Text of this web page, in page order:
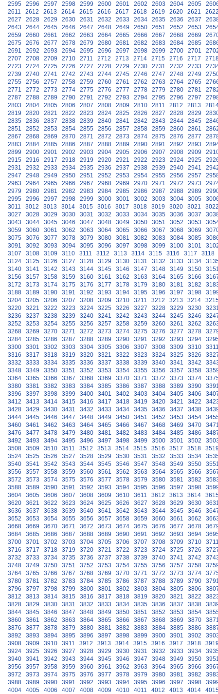
2595
2596 2597 2598 2599 2600 2601 2602 2603 2604 2605
2611
2612 2613 2614 2615 2616 2617 2618 2619 2620 2621
2627
2628 2629 2630 2631 2632 2633 2634 2635 2636 2637
2643
2644 2645 2646 2647 2648 2649 2650 2651 2652 2653
2659
2660 2661 2662 2663 2664 2665 2666 2667 2668 2669
2675
2676 2677 2678 2679 2680 2681 2682 2683 2684 2685
2691
2692 2693 2694 2695 2696 2697 2698 2699 2700 2701
2707
2708 2709 2710 2711 2712 2713 2714 2715 2716 2717
2723
2724 2725 2726 2727 2728 2729 2730 2731 2732 2733
2739
2740 2741 2742 2743 2744 2745 2746 2747 2748 2749
2755
2756 2757 2758 2759 2760 2761 2762 2763 2764 2765
2771
2772 2773 2774 2775 2776 2777 2778 2779 2780 2781
2787
2788 2789 2790 2791 2792 2793 2794 2795 2796 2797
2803
2804 2805 2806 2807 2808 2809 2810 2811 2812 2813
2819
2820 2821 2822 2823 2824 2825 2826 2827 2828 2829
2835
2836 2837 2838 2839 2840 2841 2842 2843 2844 2845
2851
2852 2853 2854 2855 2856 2857 2858 2859 2860 2861
2867
2868 2869 2870 2871 2872 2873 2874 2875 2876 2877
2883
2884 2885 2886 2887 2888 2889 2890 2891 2892 2893
2899
2900 2901 2902 2903 2904 2905 2906 2907 2908 2909
2915
2916 2917 2918 2919 2920 2921 2922 2923 2924 2925
2931
2932 2933 2934 2935 2936 2937 2938 2939 2940 2941
2947
2948 2949 2950 2951 2952 2953 2954 2955 2956 2957
2963
2964 2965 2966 2967 2968 2969 2970 2971 2972 2973
2979
2980 2981 2982 2983 2984 2985 2986 2987 2988 2989
2995
2996 2997 2998 2999 3000 3001 3002 3003 3004 3005
3011
3012 3013 3014 3015 3016 3017 3018 3019 3020 3021
3027
3028 3029 3030 3031 3032 3033 3034 3035 3036 3037
3043
3044 3045 3046 3047 3048 3049 3050 3051 3052 3053
3059
3060 3061 3062 3063 3064 3065 3066 3067 3068 3069
3075
3076 3077 3078 3079 3080 3081 3082 3083 3084 3085
3091
3092 3093 3094 3095 3096 3097 3098 3099 3100 3101
3107
3108 3109 3110 3111 3112 3113 3114 3115 3116 3117
3118
3124
3125 3126 3127 3128 3129 3130 3131 3132 3133 3134
3140
3141 3142 3143 3144 3145 3146 3147 3148 3149 3150
3156
3157 3158 3159 3160 3161 3162 3163 3164 3165 3166
3172
3173 3174 3175 3176 3177 3178 3179 3180 3181 3182
3188
3189 3190 3191 3192 3193 3194 3195 3196 3197 3198
3204
3205 3206 3207 3208 3209 3210 3211 3212 3213 3214
3220
3221 3222 3223 3224 3225 3226 3227 3228 3229 3230
3236
3237 3238 3239 3240 3241 3242 3243 3244 3245 3246
3252
3253 3254 3255 3256 3257 3258 3259 3260 3261 3262
3268
3269 3270 3271 3272 3273 3274 3275 3276 3277 3278
3284
3285 3286 3287 3288 3289 3290 3291 3292 3293 3294
3300
3301 3302 3303 3304 3305 3306 3307 3308 3309 3310
3316
3317 3318 3319 3320 3321 3322 3323 3324 3325 3326
3332
3333 3334 3335 3336 3337 3338 3339 3340 3341 3342
3348
3349 3350 3351 3352 3353 3354 3355 3356 3357 3358
3364
3365 3366 3367 3368 3369 3370 3371 3372 3373 3374
3380
3381 3382 3383 3384 3385 3386 3387 3388 3389 3390
3396
3397 3398 3399 3400 3401 3402 3403 3404 3405 3406
3412
3413 3414 3415 3416 3417 3418 3419 3420 3421 3422
3428
3429 3430 3431 3432 3433 3434 3435 3436 3437 3438
3444
3445 3446 3447 3448 3449 3450 3451 3452 3453 3454
3460
3461 3462 3463 3464 3465 3466 3467 3468 3469 3470
3476
3477 3478 3479 3480 3481 3482 3483 3484 3485 3486
3492
3493 3494 3495 3496 3497 3498 3499 3500 3501 3502
3508
3509 3510 3511 3512 3513 3514 3515 3516 3517 3518
3524
3525 3526 3527 3528 3529 3530 3531 3532 3533 3534
3540
3541 3542 3543 3544 3545 3546 3547 3548 3549 3550
3556
3557 3558 3559 3560 3561 3562 3563 3564 3565 3566
3572
3573 3574 3575 3576 3577 3578 3579 3580 3581 3582
3588
3589 3590 3591 3592 3593 3594 3595 3596 3597 3598
3604
3605 3606 3607 3608 3609 3610 3611 3612 3613 3614
3620
3621 3622 3623 3624 3625 3626 3627 3628 3629 3630
3636
3637 3638 3639 3640 3641 3642 3643 3644 3645 3646
3652
3653 3654 3655 3656 3657 3658 3659 3660 3661 3662
3668
3669 3670 3671 3672 3673 3674 3675 3676 3677 3678
3684
3685 3686 3687 3688 3689 3690 3691 3692 3693 3694
3700
3701 3702 3703 3704 3705 3706 3707 3708 3709 3710
3716
3717 3718 3719 3720 3721 3722 3723 3724 3725 3726
3732
3733 3734 3735 3736 3737 3738 3739 3740 3741 3742
3748
3749 3750 3751 3752 3753 3754 3755 3756 3757 3758
3764
3765 3766 3767 3768 3769 3770 3771 3772 3773 3774
3780
3781 3782 3783 3784 3785 3786 3787 3788 3789 3790
3796
3797 3798 3799 3800 3801 3802 3803 3804 3805 3806
3812
3813 3814 3815 3816 3817 3818 3819 3820 3821 3822
3828
3829 3830 3831 3832 3833 3834 3835 3836 3837 3838
3844
3845 3846 3847 3848 3849 3850 3851 3852 3853 3854
3860
3861 3862 3863 3864 3865 3866 3867 3868 3869 3870
3876
3877 3878 3879 3880 3881 3882 3883 3884 3885 3886
3892
3893 3894 3895 3896 3897 3898 3899 3900 3901 3902
3908
3909 3910 3911 3912 3913 3914 3915 3916 3917 3918
3924
3925 3926 3927 3928 3929 3930 3931 3932 3933 3934
3940
3941 3942 3943 3944 3945 3946 3947 3948 3949 3950
3956
3957 3958 3959 3960 3961 3962 3963 3964 3965 3966
3972
3973 3974 3975 3976 3977 3978 3979 3980 3981 3982
3988
3989 3990 3991 3992 3993 3994 3995 3996 3997 3998
4004
4005 4006 4007 4008 4009 4010 4011 4012 4013 4014